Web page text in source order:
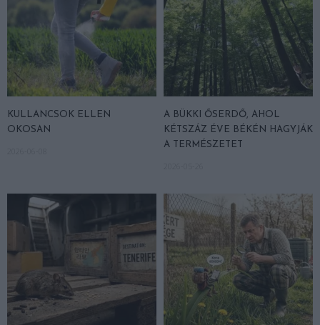
KULLANCSOK ELLEN
OKOSAN
A BÜKKI ŐSERDŐ, AHOL
KÉTSZÁZ ÉVE BÉKÉN HAGYJÁK
A TERMÉSZETET